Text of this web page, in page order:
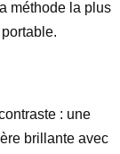
méthode la plus
: une
brillante avec